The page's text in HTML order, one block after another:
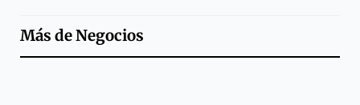
Más deNegocios